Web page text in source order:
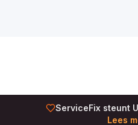
ServiceFix steunt
Lees